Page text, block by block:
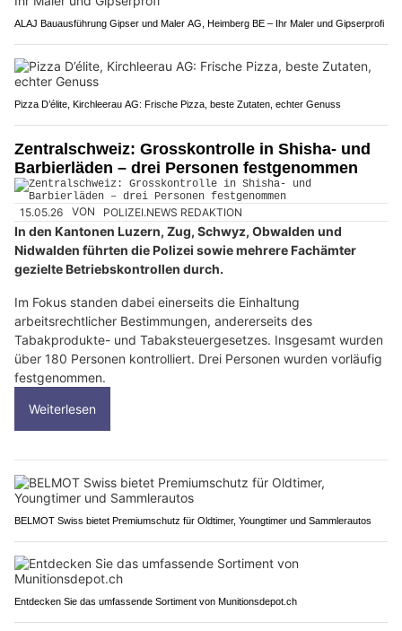
ALAJ Bauausführung Gipser und Maler AG, Heimberg BE – Ihr Maler und Gipserprofi
Pizza D’élite, Kirchleerau AG: Frische Pizza, beste Zutaten, echter Genuss
Zentralschweiz: Grosskontrolle in Shisha- und
Barbierläden – drei Personen festgenommen
15.05.26 VON POLIZEI.NEWS REDAKTION
In den Kantonen Luzern, Zug, Schwyz, Obwalden und
Nidwalden führten die Polizei sowie mehrere Fachämter
gezielte Betriebskontrollen durch.
Im Fokus standen dabei einerseits die Einhaltung
arbeitsrechtlicher Bestimmungen, andererseits des
Tabakprodukte- und Tabaksteuergesetzes. Insgesamt wurden
über 180 Personen kontrolliert. Drei Personen wurden vorläufig
festgenommen.
Weiterlesen
BELMOT Swiss bietet Premiumschutz für Oldtimer, Youngtimer und Sammlerautos
Entdecken Sie das umfassende Sortiment von Munitionsdepot.ch